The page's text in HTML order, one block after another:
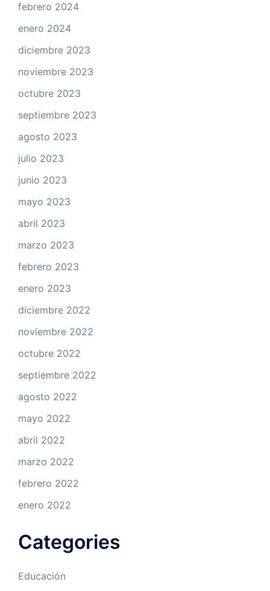
febrero 2024
enero 2024
diciembre 2023
noviembre 2023
octubre 2023
septiembre 2023
agosto 2023
julio 2023
junio 2023
mayo 2023
abril 2023
marzo 2023
febrero 2023
enero 2023
diciembre 2022
noviembre 2022
octubre 2022
septiembre 2022
agosto 2022
mayo 2022
abril 2022
marzo 2022
febrero 2022
enero 2022
Categories
Educación